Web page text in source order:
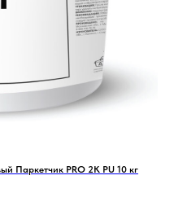
Паркетчик PRO 2K PU 10 кг